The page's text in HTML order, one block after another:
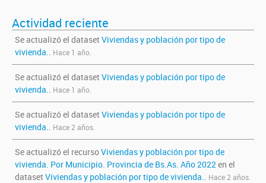
Actividad reciente
Se actualizó el dataset Viviendas y población por tipo de
vivienda.. Hace 1 año.
Se actualizó el dataset Viviendas y población por tipo de
vivienda.. Hace 1 año.
Se actualizó el dataset Viviendas y población por tipo de
vivienda.. Hace 2 años.
Se actualizó el recursoViviendas y población por tipo de
vivienda. Por Municipio. Provincia de Bs.As. Año 2022en el
dataset Viviendas y población por tipo de vivienda.. Hace 2 años.